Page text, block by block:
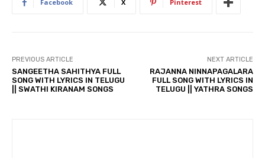
Facebook X Pinterest
PREVIOUS ARTICLE
SANGEETHA SAHITHYA FULL
SONG WITH LYRICS IN TELUGU
|| SWATHI KIRANAM SONGS
NEXT ARTICLE
RAJANNA NINNAPAGALARA
FULL SONG WITH LYRICS IN
TELUGU || YATHRA SONGS